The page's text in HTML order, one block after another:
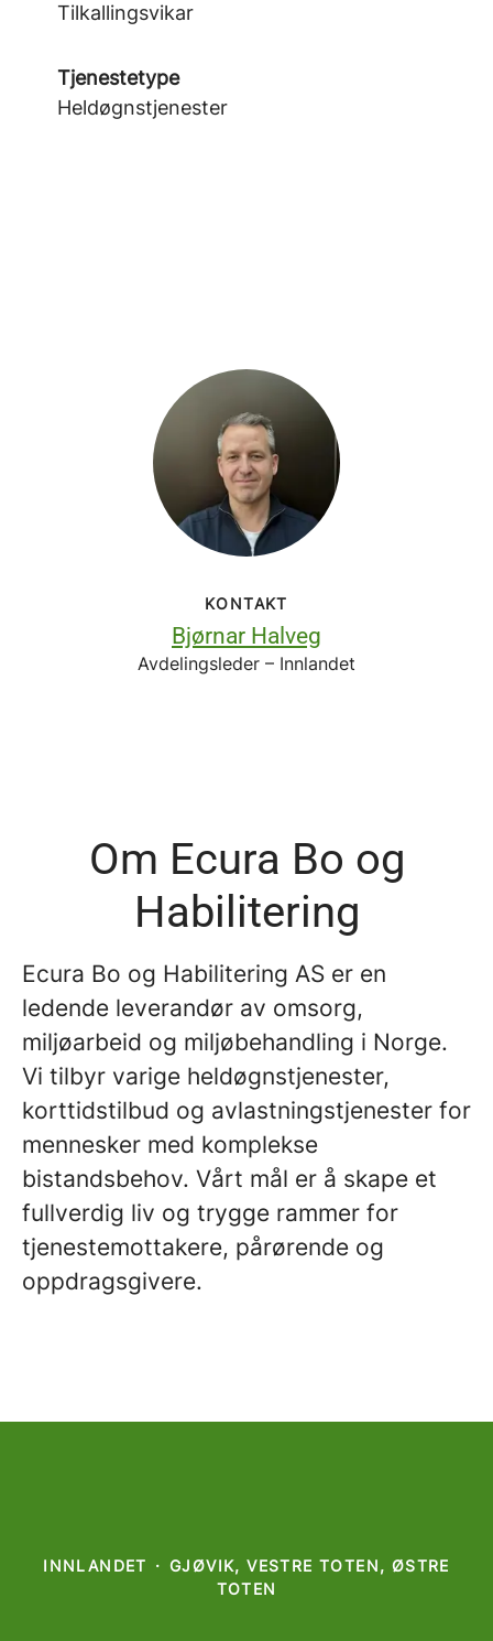
Tilkallingsvikar
Tjenestetype
Heldøgnstjenester
KONTAKT
Bjørnar Halveg
Avdelingsleder – Innlandet
Om Ecura Bo og
Habilitering
Ecura Bo og Habilitering AS er en
ledende leverandør av omsorg,
miljøarbeid og miljøbehandling i Norge.
Vi tilbyr varige heldøgnstjenester,
korttidstilbud og avlastningstjenester for
mennesker med komplekse
bistandsbehov. Vårt mål er å skape et
fullverdig liv og trygge rammer for
tjenestemottakere, pårørende og
oppdragsgivere.
INNLANDET · GJØVIK, VESTRE TOTEN, ØSTRE
TOTEN